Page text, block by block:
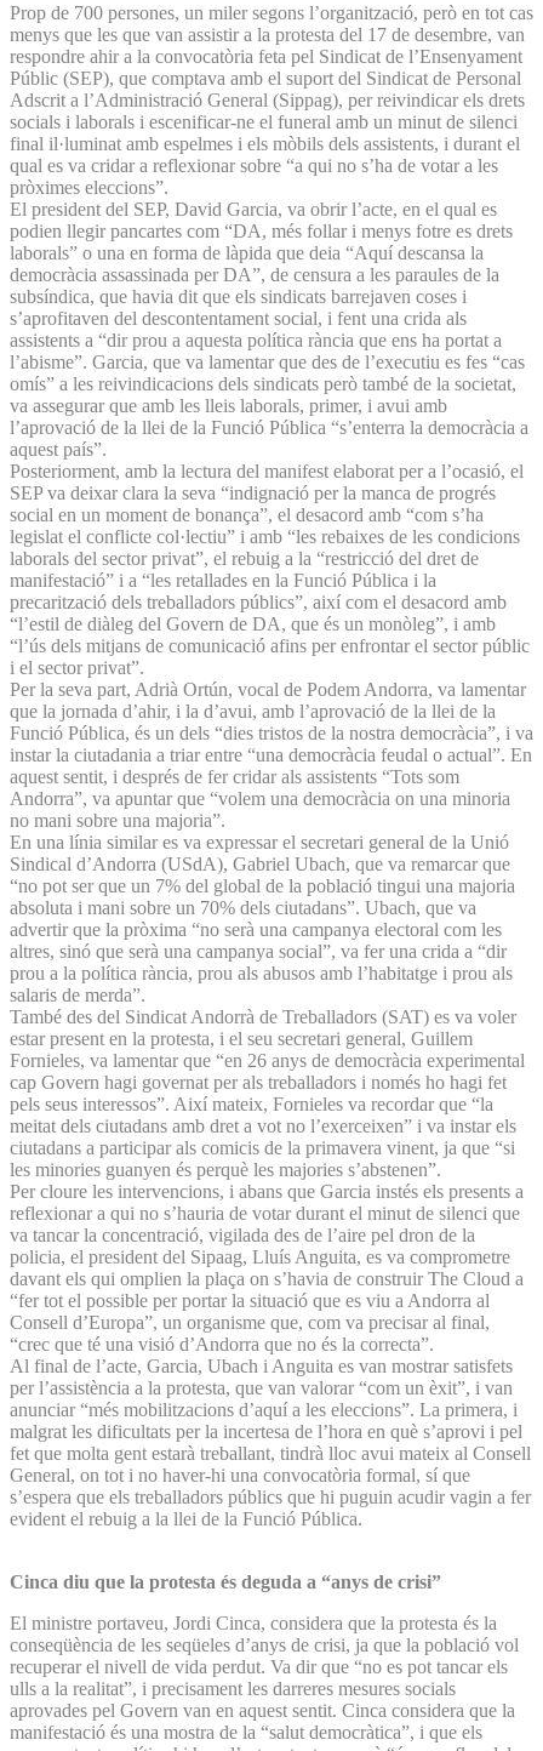
Prop de 700 persones, un miler segons l’organització, però en tot cas
menys que les que van assistir a la protesta del 17 de desembre, van
respondre ahir a la convocatòria feta pel Sindicat de l’Ensenyament
Públic (SEP), que comptava amb el suport del Sindicat de Personal
Adscrit a l’Administració General (Sippag), per reivindicar els drets
socials i laborals i escenificar-ne el funeral amb un minut de silenci
final il·luminat amb espelmes i els mòbils dels assistents, i durant el
qual es va cridar a reflexionar sobre “a qui no s’ha de votar a les
pròximes eleccions”.
El president del SEP, David Garcia, va obrir l’acte, en el qual es
podien llegir pancartes com “DA, més follar i menys fotre es drets
laborals” o una en forma de làpida que deia “Aquí descansa la
democràcia assassinada per DA”, de censura a les paraules de la
subsíndica, que havia dit que els sindicats barrejaven coses i
s’aprofitaven del descontentament social, i fent una crida als
assistents a “dir prou a aquesta política rància que ens ha portat a
l’abisme”. Garcia, que va lamentar que des de l’executiu es fes “cas
omís” a les reivindicacions dels sindicats però també de la societat,
va assegurar que amb les lleis laborals, primer, i avui amb
l’aprovació de la llei de la Funció Pública “s’enterra la democràcia a
aquest país”.
Posteriorment, amb la lectura del manifest elaborat per a l’ocasió, el
SEP va deixar clara la seva “indignació per la manca de progrés
social en un moment de bonança”, el desacord amb “com s’ha
legislat el conflicte col·lectiu” i amb “les rebaixes de les condicions
laborals del sector privat”, el rebuig a la “restricció del dret de
manifestació” i a “les retallades en la Funció Pública i la
precarització dels treballadors públics”, així com el desacord amb
“l’estil de diàleg del Govern de DA, que és un monòleg”, i amb
“l’ús dels mitjans de comunicació afins per enfrontar el sector públic
i el sector privat”.
Per la seva part, Adrià Ortún, vocal de Podem Andorra, va lamentar
que la jornada d’ahir, i la d’avui, amb l’aprovació de la llei de la
Funció Pública, és un dels “dies tristos de la nostra democràcia”, i va
instar la ciutadania a triar entre “una democràcia feudal o actual”. En
aquest sentit, i després de fer cridar als assistents “Tots som
Andorra”, va apuntar que “volem una democràcia on una minoria
no mani sobre una majoria”.
En una línia similar es va expressar el secretari general de la Unió
Sindical d’Andorra (USdA), Gabriel Ubach, que va remarcar que
“no pot ser que un 7% del global de la població tingui una majoria
absoluta i mani sobre un 70% dels ciutadans”. Ubach, que va
advertir que la pròxima “no serà una campanya electoral com les
altres, sinó que serà una campanya social”, va fer una crida a “dir
prou a la política rància, prou als abusos amb l’habitatge i prou als
salaris de merda”.
També des del Sindicat Andorrà de Treballadors (SAT) es va voler
estar present en la protesta, i el seu secretari general, Guillem
Fornieles, va lamentar que “en 26 anys de democràcia experimental
cap Govern hagi governat per als treballadors i només ho hagi fet
pels seus interessos”. Així mateix, Fornieles va recordar que “la
meitat dels ciutadans amb dret a vot no l’exerceixen” i va instar els
ciutadans a participar als comicis de la primavera vinent, ja que “si
les minories guanyen és perquè les majories s’abstenen”.
Per cloure les intervencions, i abans que Garcia instés els presents a
reflexionar a qui no s’hauria de votar durant el minut de silenci que
va tancar la concentració, vigilada des de l’aire pel dron de la
policia, el president del Sipaag, Lluís Anguita, es va comprometre
davant els qui omplien la plaça on s’havia de construir The Cloud a
“fer tot el possible per portar la situació que es viu a Andorra al
Consell d’Europa”, un organisme que, com va precisar al final,
“crec que té una visió d’Andorra que no és la correcta”.
Al final de l’acte, Garcia, Ubach i Anguita es van mostrar satisfets
per l’assistència a la protesta, que van valorar “com un èxit”, i van
anunciar “més mobilitzacions d’aquí a les eleccions”. La primera, i
malgrat les dificultats per la incertesa de l’hora en què s’aprovi i pel
fet que molta gent estarà treballant, tindrà lloc avui mateix al Consell
General, on tot i no haver-hi una convocatòria formal, sí que
s’espera que els treballadors públics que hi puguin acudir vagin a fer
evident el rebuig a la llei de la Funció Pública.
Cinca diu que la protesta és deguda a “anys de crisi”
El ministre portaveu, Jordi Cinca, considera que la protesta és la
conseqüència de les seqüeles d’anys de crisi, ja que la població vol
recuperar el nivell de vida perdut. Va dir que “no es pot tancar els
ulls a la realitat”, i precisament les darreres mesures socials
aprovades pel Govern van en aquest sentit. Cinca considera que la
manifestació és una mostra de la “salut democràtica”, i que els